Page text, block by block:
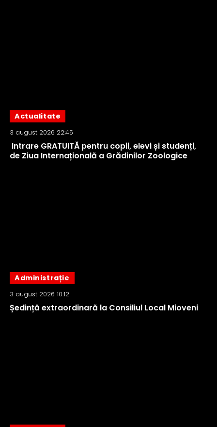
Actualitate
3 august 2026 22:45
Intrare GRATUITĂ pentru copii, elevi și studenți,
de Ziua Internațională a Grădinilor Zoologice
Administrație
3 august 2026 10:12
Ședință extraordinară la Consiliul Local Mioveni